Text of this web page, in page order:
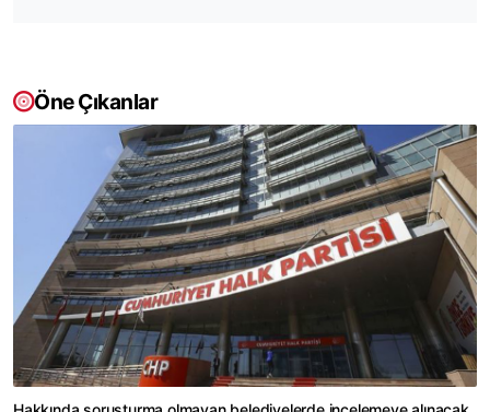
Öne Çıkanlar